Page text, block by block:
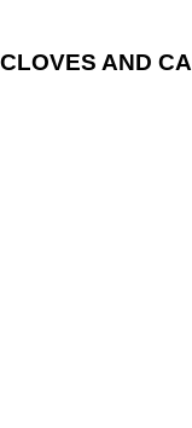
CLOVES AND